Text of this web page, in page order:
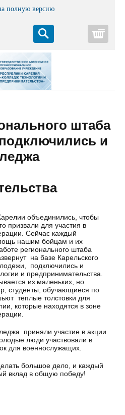
полную версию
штаба
и
объединились, чтобы
призвали для участия в
Сейчас каждый
нашим бойцам и их
регионального штаба
на базе Карельского
подключились и
и предпринимательства.
из маленьких, но
студенты, обучающиеся по
теплые толстовки для
которые находятся в зоне
приняли участие в акции
люди участвовали в
для военнослужащих.
большое дело, и каждый
вклад в общую победу!